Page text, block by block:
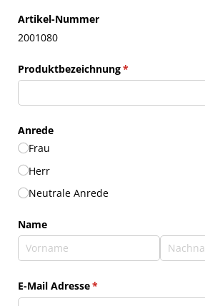
Artikel-Nummer
2001080
Produktbezeichnung*
(erforderlich)
Anrede
Frau
Herr
Neutrale Anrede
Name
E-Mail Adresse*
(erforderlich)